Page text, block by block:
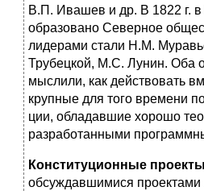
В.П. Ивашев и др. В 1822 г.
образовано Северное
лидерами стали Н.М.
Трубец­кой, М.С. Лунин. Оба
мыслили, как действовать
крупные для того времени
ции, обладавшие хорошо
разработанными
Конституционные
обсуждавшимися проекта­ми